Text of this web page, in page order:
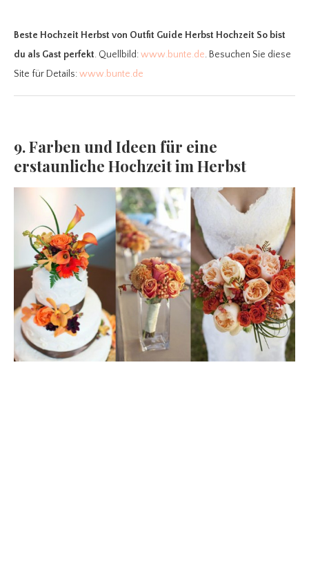
Beste Hochzeit Herbst von Outfit Guide Herbst Hochzeit So bist
du als Gast perfekt. Quellbild:www.bunte.de. Besuchen Sie diese
Site für Details:www.bunte.de
9. Farben und Ideen für eine
erstaunliche Hochzeit im Herbst